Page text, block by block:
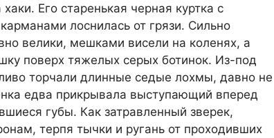
Его старенькая черная куртка с
лоснилась от грязи. Сильно
велики, мешками висели на коленях, а
поверх тяжелых серых ботинок. Из-под
торчали длинные седые лохмы, давно не
едва прикрывала выступающий вперед
губы. Как затравленный зверек,
терпя тычки и ругань от проходивших